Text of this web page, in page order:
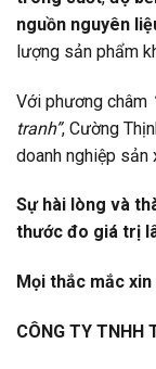
nguồn nguyên
lượng sản phẩm
Với phương châm
tranh”, Cường
doanh nghiệp sản
Sự hài lòng và
thước đo giá trị
Mọi thắc mắc
CÔNG TY TNHH